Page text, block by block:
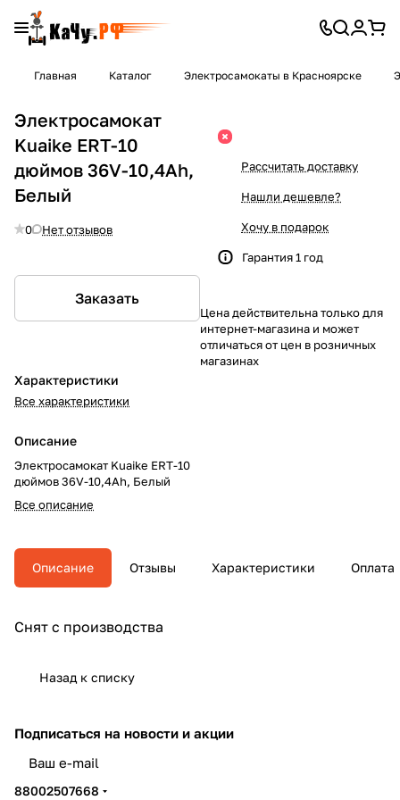
Главная Каталог Электросамокаты в Красноярске
Электросамокат
Kuaike ERT-10
дюймов 36V-10,4Ah,
Белый
0 Нет отзывов
Заказать
Характеристики
Все характеристики
Описание
Электросамокат Kuaike ERT-10
дюймов 36V-10,4Ah, Белый
Все описание
Рассчитать доставку
Нашли дешевле?
Хочу в подарок
Гарантия 1 год
Цена действительна только для
интернет-магазина и может
отличаться от цен в розничных
магазинах
Описание Отзывы Характеристики Оплата
Снят с производства
Назад к списку
Подписаться на новости и акции
88002507668